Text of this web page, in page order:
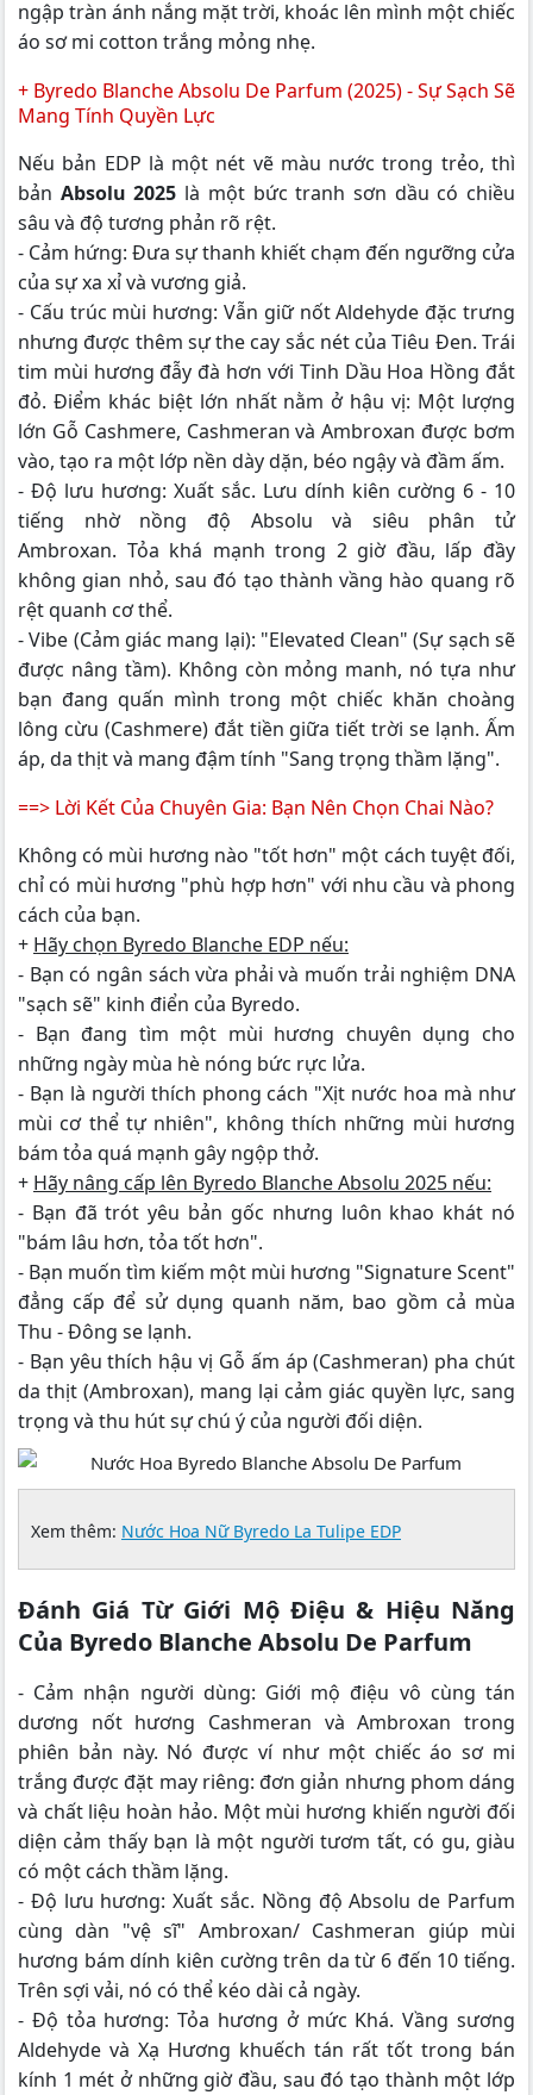
ngập tràn ánh nắng mặt trời, khoác lên mình một chiếc
áo sơ mi cotton trắng mỏng nhẹ.
+ Byredo Blanche Absolu De Parfum (2025) - Sự Sạch Sẽ
Mang Tính Quyền Lực
Nếu bản EDP là một nét vẽ màu nước trong trẻo, thì
bản Absolu 2025 là một bức tranh sơn dầu có chiều
sâu và độ tương phản rõ rệt.
- Cảm hứng: Đưa sự thanh khiết chạm đến ngưỡng cửa
của sự xa xỉ và vương giả.
- Cấu trúc mùi hương: Vẫn giữ nốt Aldehyde đặc trưng
nhưng được thêm sự the cay sắc nét của Tiêu Đen. Trái
tim mùi hương đẫy đà hơn với Tinh Dầu Hoa Hồng đắt
đỏ. Điểm khác biệt lớn nhất nằm ở hậu vị: Một lượng
lớn Gỗ Cashmere, Cashmeran và Ambroxan được bơm
vào, tạo ra một lớp nền dày dặn, béo ngậy và đầm ấm.
- Độ lưu hương: Xuất sắc. Lưu dính kiên cường 6 - 10
tiếng nhờ nồng độ Absolu và siêu phân tử
Ambroxan. Tỏa khá mạnh trong 2 giờ đầu, lấp đầy
không gian nhỏ, sau đó tạo thành vầng hào quang rõ
rệt quanh cơ thể.
- Vibe (Cảm giác mang lại): "Elevated Clean" (Sự sạch sẽ
được nâng tầm). Không còn mỏng manh, nó tựa như
bạn đang quấn mình trong một chiếc khăn choàng
lông cừu (Cashmere) đắt tiền giữa tiết trời se lạnh. Ấm
áp, da thịt và mang đậm tính "Sang trọng thầm lặng".
==> Lời Kết Của Chuyên Gia: Bạn Nên Chọn Chai Nào?
Không có mùi hương nào "tốt hơn" một cách tuyệt đối,
chỉ có mùi hương "phù hợp hơn" với nhu cầu và phong
cách của bạn.
+ Hãy chọn Byredo Blanche EDP nếu:
- Bạn có ngân sách vừa phải và muốn trải nghiệm DNA
"sạch sẽ" kinh điển của Byredo.
- Bạn đang tìm một mùi hương chuyên dụng cho
những ngày mùa hè nóng bức rực lửa.
- Bạn là người thích phong cách "Xịt nước hoa mà như
mùi cơ thể tự nhiên", không thích những mùi hương
bám tỏa quá mạnh gây ngộp thở.
+ Hãy nâng cấp lên Byredo Blanche Absolu 2025 nếu:
- Bạn đã trót yêu bản gốc nhưng luôn khao khát nó
"bám lâu hơn, tỏa tốt hơn".
- Bạn muốn tìm kiếm một mùi hương "Signature Scent"
đẳng cấp để sử dụng quanh năm, bao gồm cả mùa
Thu - Đông se lạnh.
- Bạn yêu thích hậu vị Gỗ ấm áp (Cashmeran) pha chút
da thịt (Ambroxan), mang lại cảm giác quyền lực, sang
trọng và thu hút sự chú ý của người đối diện.
Xem thêm: Nước Hoa Nữ Byredo La Tulipe EDP
Đánh Giá Từ Giới Mộ Điệu & Hiệu Năng
Của Byredo Blanche Absolu De Parfum
- Cảm nhận người dùng: Giới mộ điệu vô cùng tán
dương nốt hương Cashmeran và Ambroxan trong
phiên bản này. Nó được ví như một chiếc áo sơ mi
trắng được đặt may riêng: đơn giản nhưng phom dáng
và chất liệu hoàn hảo. Một mùi hương khiến người đối
diện cảm thấy bạn là một người tươm tất, có gu, giàu
có một cách thầm lặng.
- Độ lưu hương: Xuất sắc. Nồng độ Absolu de Parfum
cùng dàn "vệ sĩ" Ambroxan/ Cashmeran giúp mùi
hương bám dính kiên cường trên da từ 6 đến 10 tiếng.
Trên sợi vải, nó có thể kéo dài cả ngày.
- Độ tỏa hương: Tỏa hương ở mức Khá. Vầng sương
Aldehyde và Xạ Hương khuếch tán rất tốt trong bán
kính 1 mét ở những giờ đầu, sau đó tạo thành một lớp